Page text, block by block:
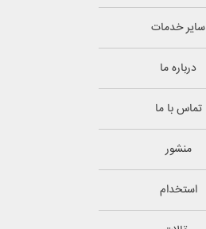
سایر خدمات
درباره ما
تماس با ما
منشور
استخدام